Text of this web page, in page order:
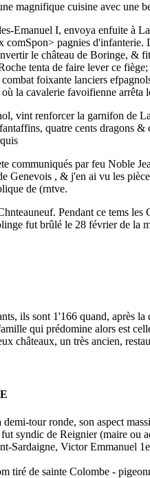
magnifique cuisine avec une
Emanuel I, envoya enfuite à
comSpon> pagnies d'infanterie.
le château de Boringe, &
tenta de faire lever ce
foixante lanciers
la cavalerie favoifienne arrêta
vint renforcer la garnifon de
quatre cents dragons &
communiqués par feu Noble
Genevois , & j'en ai vu les
de (rntve.
Pendant ce tems les
fut brûlé le 28 février de la
ils sont 1'166 quand, après
qui prédomine alors est
châteaux, un très ancien,
demi-tour ronde, son aspect
syndic de Reignier (maire ou
Sardaigne, Victor Emmanuel
tiré de sainte Colombe -